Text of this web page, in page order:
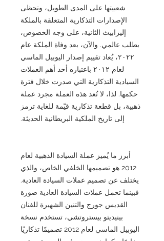
شعبيتها على المدى الطويل، وتحظى
الإصدارات التذكارية المتعلقة بالملكة
إليزابيث الثانية، على وجه الخصوص،
بطلب عالمي. والآن، بعد وفاة الملكة عام
٢٠٢٢، يُعاد تقييم إصدار اليوبيل الماسي
لعام ٢٠١٢ باعتباره أحد أهم العملات
السيادية التذكارية التي صدرت خلال فترة
حكمها. لذا، لا تُعد هذه العملة مجرد عملة
ذهبية، بل قطعة تذكارية قيّمة للغاية ترمز
إلى تاريخ الملكية البريطانية الحديثة.
أبرز ما يُميز عملة السيادة الذهبية لعام
2012 هو تصميمها الخلفي الخاص، والذي
يختلف عن تصميم عملات السيادة العادية.
فبينما تحمل عملات السيادة العادية صورة
القديس جورج والتنين الشهيرة للفنان
بينيديتو بيستروتشي، تستخدم نسخة
اليوبيل الماسي لعام 2012 تصميمًا تذكاريًا